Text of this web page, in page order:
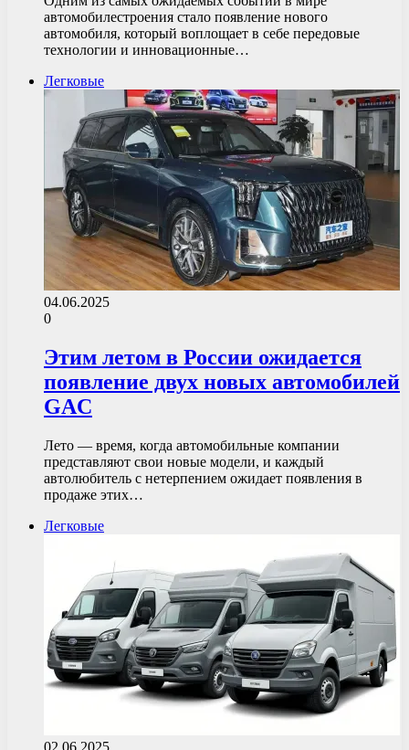
автомобилестроения стало появление нового
автомобиля, который воплощает в себе передовые
технологии и инновационные…
Легковые
04.06.2025
0
Этим летом в России ожидается
появление двух новых автомобилей
GAC
Лето — время, когда автомобильные компании
представляют свои новые модели, и каждый
автолюбитель с нетерпением ожидает появления в
продаже этих…
Легковые
02.06.2025